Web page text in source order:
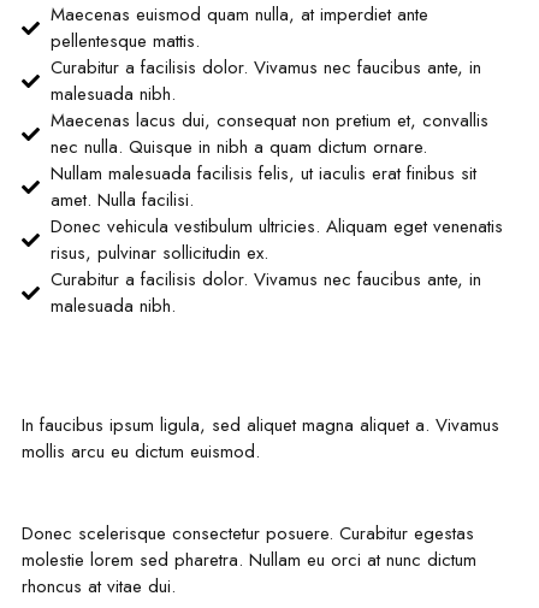
Maecenas euismod quam nulla, at imperdiet ante
pellentesque mattis.
Curabitur a facilisis dolor. Vivamus nec faucibus ante, in
malesuada nibh.
Maecenas lacus dui, consequat non pretium et, convallis
nec nulla. Quisque in nibh a quam dictum ornare.
Nullam malesuada facilisis felis, ut iaculis erat finibus sit
amet. Nulla facilisi.
Donec vehicula vestibulum ultricies. Aliquam eget venenatis
risus, pulvinar sollicitudin ex.
Curabitur a facilisis dolor. Vivamus nec faucibus ante, in
malesuada nibh.
In faucibus ipsum ligula, sed aliquet magna aliquet a. Vivamus
mollis arcu eu dictum euismod.
Donec scelerisque consectetur posuere. Curabitur egestas
molestie lorem sed pharetra. Nullam eu orci at nunc dictum
rhoncus at vitae dui.